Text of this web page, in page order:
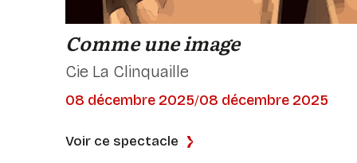
Comme une image
Cie La Clinquaille
08 décembre 2025/08 décembre 2025
Voir ce spectacle